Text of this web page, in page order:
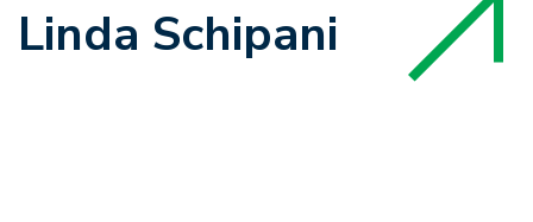
Linda Schipani